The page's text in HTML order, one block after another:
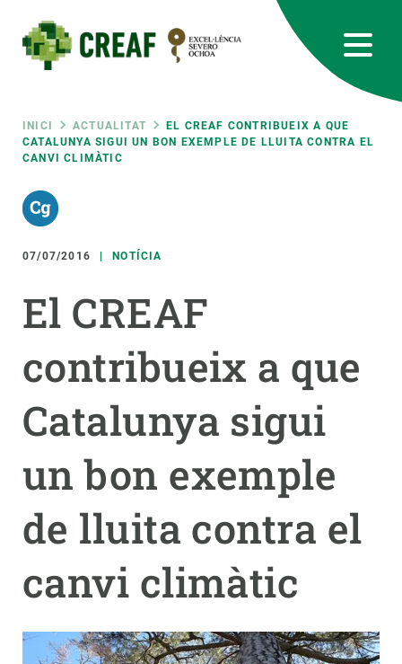
contingut
Fil
d'ariadna
INICI ACTUALITAT
EL CREAF CONTRIBUEIX A QUE
CATALUNYA SIGUI UN BON EXEMPLE DE LLUITA CONTRA EL
CANVI CLIMÀTIC
07/07/2016 NOTÍCIA
El CREAF
contribueix a que
Catalunya sigui
un bon exemple
de lluita contra el
canvi climàtic
RRSS
Featured
responsive
Responsive
menu
RECERCA
CIÈNCIA EN ACCIÓ
NOTÍCIES I AGENDA